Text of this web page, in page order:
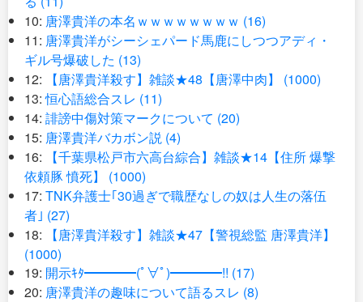
10: 唐澤貴洋の本名ｗｗｗｗｗｗｗｗ (16)
11: 唐澤貴洋がシーシェパード馬鹿にしつつアディ・
ギル号爆破した (13)
12:
【唐澤貴洋殺す】雑談★48【唐澤中肉】 (1000)
13:恒心語総合スレ (11)
14: 誹謗中傷対策マークについて (20)
15: 唐澤貴洋バカボン説 (4)
16:
【千葉県松戸市六高台綜合】雑談★14【住所 爆撃
依頼豚 憤死】 (1000)
17: TNK弁護士｢30過ぎで職歴なしの奴は人生の落伍
者｣ (27)
18:
【唐澤貴洋殺す】雑談★47【警視総監 唐澤貴洋】
(1000)
19: 開示ｷﾀ━━━━(ﾟ∀ﾟ)━━━━!! (17)
20: 唐澤貴洋の趣味について語るスレ (8)